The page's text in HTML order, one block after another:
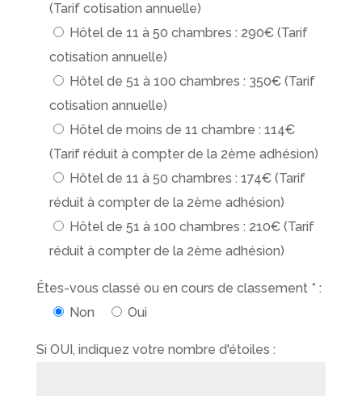
(Tarif cotisation annuelle)
Hôtel de 11 à 50 chambres : 290€ (Tarif
cotisation annuelle)
Hôtel de 51 à 100 chambres : 350€ (Tarif
cotisation annuelle)
Hôtel de moins de 11 chambre : 114€
(Tarif réduit à compter de la 2ème adhésion)
Hôtel de 11 à 50 chambres : 174€ (Tarif
réduit à compter de la 2ème adhésion)
Hôtel de 51 à 100 chambres : 210€ (Tarif
réduit à compter de la 2ème adhésion)
Êtes-vous classé ou en cours de classement * :
Non
Oui
Si OUI, indiquez votre nombre d'étoiles :